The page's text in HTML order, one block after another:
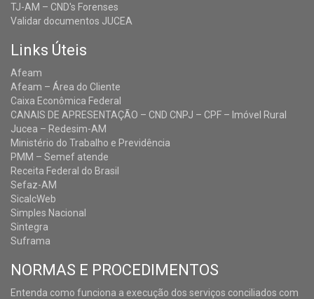
TJ-AM – CND's Forenses
Validar documentos JUCEA
Links Úteis
Afeam
Afeam – Área do Cliente
Caixa Econômica Federal
CANAIS DE APRESENTAÇÃO – CND CNPJ – CPF – Imóvel Rural
Jucea – Redesim-AM
Ministério do Trabalho e Previdência
PMM – Semef atende
Receita Federal do Brasil
Sefaz-AM
SicalcWeb
Simples Nacional
Sintegra
Suframa
NORMAS E PROCEDIMENTOS
Entenda como funciona a execução dos serviços conciliados com